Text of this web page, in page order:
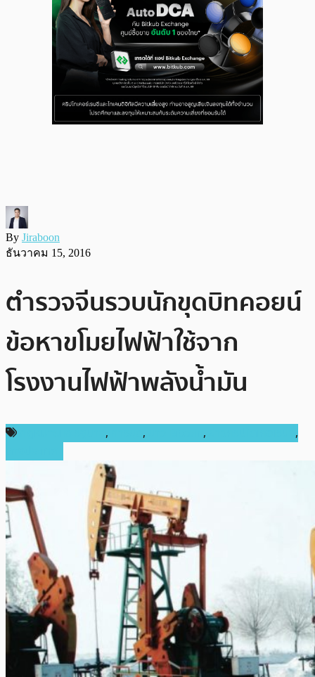
By Jiraboon
ธันวาคม 15, 2016
ตำรวจจีนรวบนักขุดบิทคอยน์
ข้อหาขโมยไฟฟ้าใช้จาก
โรงงานไฟฟ้าพลังน้ำมัน
, , ,
,